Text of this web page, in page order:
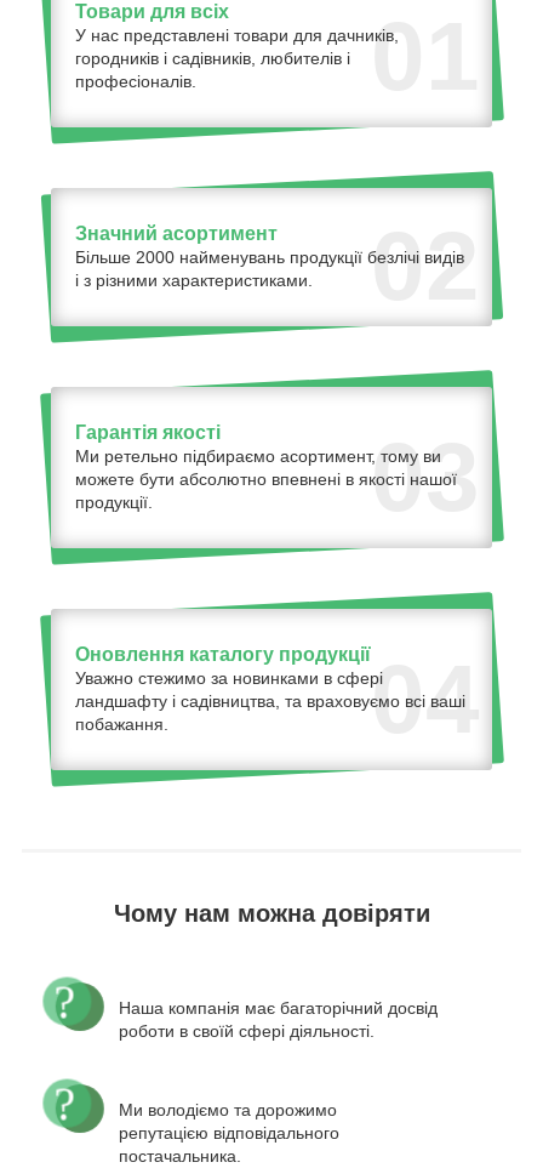
01
Товари для всіх
У нас представлені товари для дачників,
городників і садівників, любителів і
професіоналів.
02
Значний асортимент
Більше 2000 найменувань продукції безлічі видів
і з різними характеристиками.
03
Гарантія якості
Ми ретельно підбираємо асортимент, тому ви
можете бути абсолютно впевнені в якості нашої
продукції.
04
Оновлення каталогу продукції
Уважно стежимо за новинками в сфері
ландшафту і садівництва, та враховуємо всі ваші
побажання.
Чому нам можна довіряти
Наша компанія має багаторічний досвід
роботи в своїй сфері діяльності.
Ми володіємо та дорожимо
репутацією відповідального
постачальника.